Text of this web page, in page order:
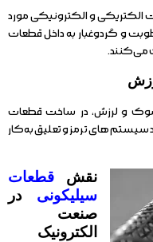
الکتریکی و الکترونیکی مورد
و گردوغبار به داخل قطعات
می‌کنند.
و لرزش، در ساخت قطعات
ترمز و تعلیق به‌کار
نقش قطعات
سیلیکونی در
صنعت
الکترونیک